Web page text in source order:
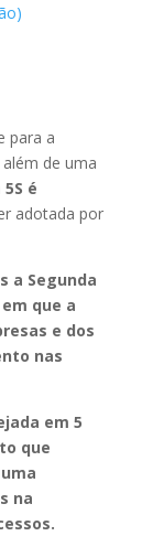
para a
de uma
é
adotada por
a Segunda
que a
e dos
nas
em 5
que
na